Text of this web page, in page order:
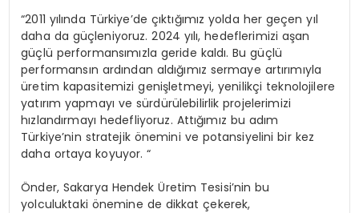
“2011 yılında Türkiye’de çıktığımız yolda her geçen yıl
daha da güçleniyoruz. 2024 yılı, hedeflerimizi aşan
güçlü performansımızla geride kaldı. Bu güçlü
performansın ardından aldığımız sermaye artırımıyla
üretim kapasitemizi genişletmeyi, yenilikçi teknolojilere
yatırım yapmayı ve sürdürülebilirlik projelerimizi
hızlandırmayı hedefliyoruz. Attığımız bu adım
Türkiye’nin stratejik önemini ve potansiyelini bir kez
daha ortaya koyuyor. “
Önder, Sakarya Hendek Üretim Tesisi’nin bu
yolculuktaki önemine de dikkat çekerek,